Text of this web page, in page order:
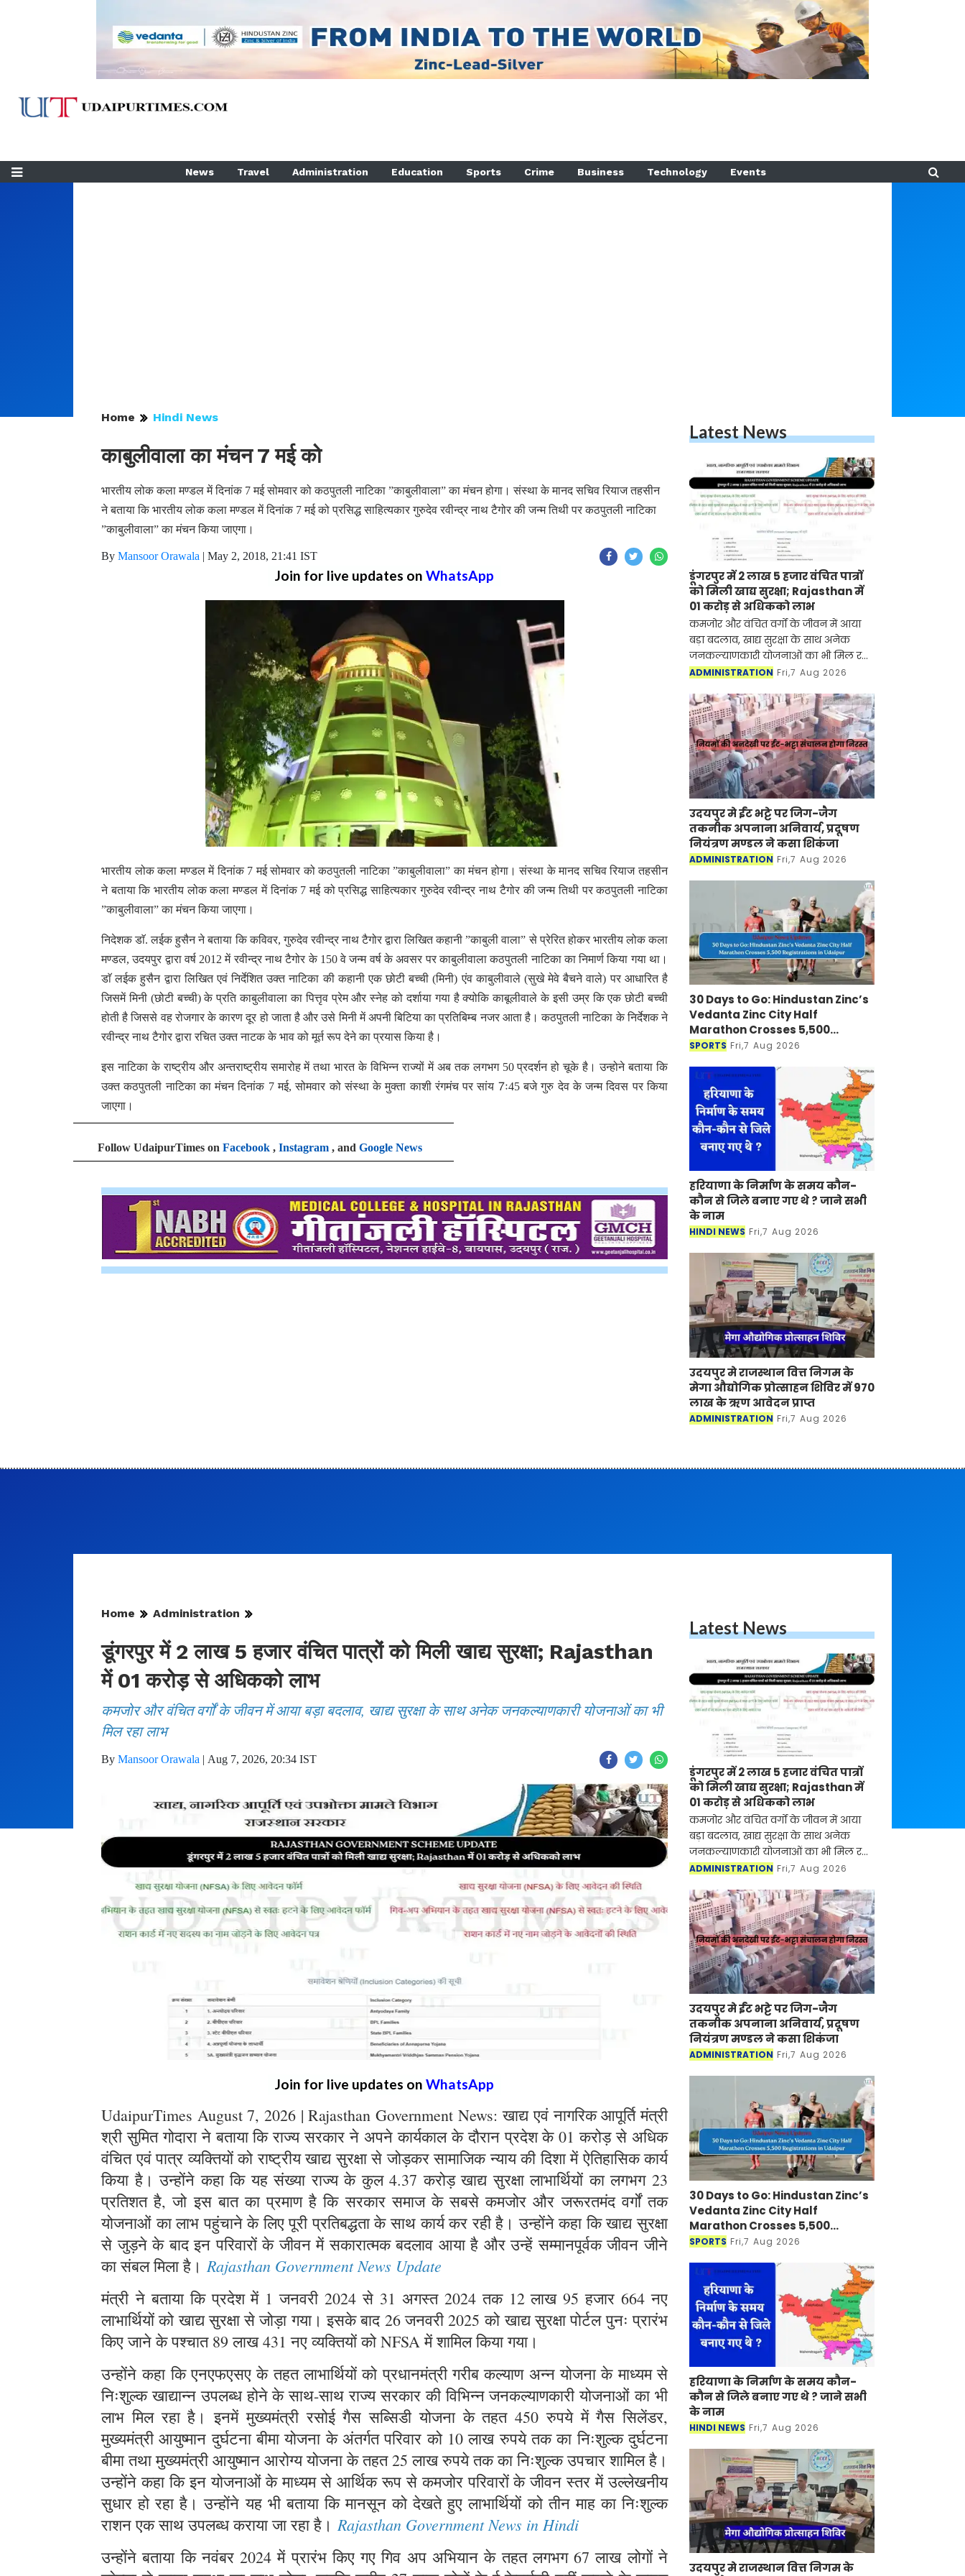
News Travel Administration Education Sports Crime Business Technology Events
Home Hindi News
काबुलीवाला का मंचन 7 मई को
भारतीय लोक कला मण्डल में दिनांक 7 मई सोमवार को कठपुतली नाटिका ”काबुलीवाला” का मंचन होगा। संस्था के मानद सचिव रियाज तहसीन
ने बताया कि भारतीय लोक कला मण्डल में दिनांक 7 मई को प्रसिद्ध साहित्यकार गुरुदेव रवीन्द्र नाथ टैगोर की जन्म तिथी पर कठपुतली नाटिका
”काबुलीवाला” का मंचन किया जाएगा।
By Mansoor Orawala | May 2, 2018, 21:41 IST
Join for live updates on WhatsApp
भारतीय लोक कला मण्डल में दिनांक 7 मई सोमवार को कठपुतली नाटिका ”काबुलीवाला” का मंचन होगा। संस्था के मानद सचिव रियाज तहसीन
ने बताया कि भारतीय लोक कला मण्डल में दिनांक 7 मई को प्रसिद्ध साहित्यकार गुरुदेव रवीन्द्र नाथ टैगोर की जन्म तिथी पर कठपुतली नाटिका
”काबुलीवाला” का मंचन किया जाएगा।
निदेशक डाॅ. लईक हुसैन ने बताया कि कविवर, गुरुदेव रवीन्द्र नाथ टैगोर द्वारा लिखित कहानी ”काबुली वाला” से प्रेरित होकर भारतीय लोक कला
मण्डल, उदयपुर द्वारा वर्ष 2012 में रवीन्द्र नाथ टैगोर के 150 वे जन्म वर्ष के अवसर पर काबुलीवाला कठपुतली नाटिका का निमार्ण किया गया था।
डाॅ लईक हुसैन द्वारा लिखित एवं निर्देशित उक्त नाटिका की कहानी एक छोटी बच्ची (मिनी) एंव काबुलीवाले (सुखे मेवे बैचने वाले) पर आधारित है
जिसमें मिनी (छोटी बच्ची) के प्रति काबुलीवाला का पित्तृव प्रेम और स्नेह को दर्शाया गया है क्योकि काबूलीवाले के इसी उम्र कि एक छोटी बच्ची
होती है जिससे वह रोजगार के कारण दूर हो जाता है और उसे मिनी में अपनी बिटिया का प्रतिबिम्ब नजर आता है। कठपुतली नाटिका के निर्देशक ने
रवीन्द्र नाथ टैगोर द्वारा रचित उक्त नाटक के भाव को मूर्त रूप देने का प्रयास किया है।
इस नाटिका के राष्ट्रीय और अन्तराष्ट्रीय समारोह में तथा भारत के विभिन्न राज्यों में अब तक लगभग 50 प्रदर्शन हो चूके है। उन्होने बताया कि
उक्त कठपुतली नाटिका का मंचन दिनांक 7 मई, सोमवार को संस्था के मुक्ता काशी रंगमंच पर सांय 7ः45 बजे गुरु देव के जन्म दिवस पर किया
जाएगा।
Follow UdaipurTimes on Facebook , Instagram , and Google News
Latest News
डूंगरपुर में 2 लाख 5 हजार वंचित पात्रों
को मिली खाद्य सुरक्षा; Rajasthan में
01 करोड़ से अधिकको लाभ
कमजोर और वंचित वर्गों के जीवन में आया
बड़ा बदलाव, खाद्य सुरक्षा के साथ अनेक
जनकल्याणकारी योजनाओं का भी मिल रहा
लाभ
ADMINISTRATION Fri,7 Aug 2026
उदयपुर मे ईंट भट्टे पर जिग-जैग
तकनीक अपनाना अनिवार्य, प्रदूषण
नियंत्रण मण्डल ने कसा शिकंजा
ADMINISTRATION Fri,7 Aug 2026
30 Days to Go: Hindustan Zinc’s
Vedanta Zinc City Half
Marathon Crosses 5,500
Registrations in Udaipur
SPORTS Fri,7 Aug 2026
हरियाणा के निर्माण के समय कौन-
कौन से जिले बनाए गए थे ? जाने सभी
के नाम
HINDI NEWS Fri,7 Aug 2026
उदयपुर मे राजस्थान वित्त निगम के
मेगा औद्योगिक प्रोत्साहन शिविर में 970
लाख के ऋण आवेदन प्राप्त
ADMINISTRATION Fri,7 Aug 2026
Home Administration
डूंगरपुर में 2 लाख 5 हजार वंचित पात्रों को मिली खाद्य सुरक्षा; Rajasthan
में 01 करोड़ से अधिकको लाभ
कमजोर और वंचित वर्गों के जीवन में आया बड़ा बदलाव, खाद्य सुरक्षा के साथ अनेक जनकल्याणकारी योजनाओं का भी
मिल रहा लाभ
By Mansoor Orawala | Aug 7, 2026, 20:34 IST
Join for live updates on WhatsApp
UdaipurTimes August 7, 2026 | Rajasthan Government News: खाद्य एवं नागरिक आपूर्ति मंत्री
श्री सुमित गोदारा ने बताया कि राज्य सरकार ने अपने कार्यकाल के दौरान प्रदेश के 01 करोड़ से अधिक
वंचित एवं पात्र व्यक्तियों को राष्ट्रीय खाद्य सुरक्षा से जोड़कर सामाजिक न्याय की दिशा में ऐतिहासिक कार्य
किया है। उन्होंने कहा कि यह संख्या राज्य के कुल 4.37 करोड़ खाद्य सुरक्षा लाभार्थियों का लगभग 23
प्रतिशत है, जो इस बात का प्रमाण है कि सरकार समाज के सबसे कमजोर और जरूरतमंद वर्गों तक
योजनाओं का लाभ पहुंचाने के लिए पूरी प्रतिबद्धता के साथ कार्य कर रही है। उन्होंने कहा कि खाद्य सुरक्षा
से जुड़ने के बाद इन परिवारों के जीवन में सकारात्मक बदलाव आया है और उन्हें सम्मानपूर्वक जीवन जीने
का संबल मिला है। Rajasthan Government News Update
मंत्री ने बताया कि प्रदेश में 1 जनवरी 2024 से 31 अगस्त 2024 तक 12 लाख 95 हजार 664 नए
लाभार्थियों को खाद्य सुरक्षा से जोड़ा गया। इसके बाद 26 जनवरी 2025 को खाद्य सुरक्षा पोर्टल पुनः प्रारंभ
किए जाने के पश्चात 89 लाख 431 नए व्यक्तियों को NFSA में शामिल किया गया।
उन्होंने कहा कि एनएफएसए के तहत लाभार्थियों को प्रधानमंत्री गरीब कल्याण अन्न योजना के माध्यम से
निःशुल्क खाद्यान्न उपलब्ध होने के साथ-साथ राज्य सरकार की विभिन्न जनकल्याणकारी योजनाओं का भी
लाभ मिल रहा है। इनमें मुख्यमंत्री रसोई गैस सब्सिडी योजना के तहत 450 रुपये में गैस सिलेंडर,
मुख्यमंत्री आयुष्मान दुर्घटना बीमा योजना के अंतर्गत परिवार को 10 लाख रुपये तक का निःशुल्क दुर्घटना
बीमा तथा मुख्यमंत्री आयुष्मान आरोग्य योजना के तहत 25 लाख रुपये तक का निःशुल्क उपचार शामिल है।
उन्होंने कहा कि इन योजनाओं के माध्यम से आर्थिक रूप से कमजोर परिवारों के जीवन स्तर में उल्लेखनीय
सुधार हो रहा है। उन्होंने यह भी बताया कि मानसून को देखते हुए लाभार्थियों को तीन माह का निःशुल्क
राशन एक साथ उपलब्ध कराया जा रहा है। Rajasthan Government News in Hindi
उन्होंने बताया कि नवंबर 2024 में प्रारंभ किए गए गिव अप अभियान के तहत लगभग 67 लाख लोगों ने
Latest News
डूंगरपुर में 2 लाख 5 हजार वंचित पात्रों
को मिली खाद्य सुरक्षा; Rajasthan में
01 करोड़ से अधिकको लाभ
कमजोर और वंचित वर्गों के जीवन में आया
बड़ा बदलाव, खाद्य सुरक्षा के साथ अनेक
जनकल्याणकारी योजनाओं का भी मिल रहा
लाभ
ADMINISTRATION Fri,7 Aug 2026
उदयपुर मे ईंट भट्टे पर जिग-जैग
तकनीक अपनाना अनिवार्य, प्रदूषण
नियंत्रण मण्डल ने कसा शिकंजा
ADMINISTRATION Fri,7 Aug 2026
30 Days to Go: Hindustan Zinc’s
Vedanta Zinc City Half
Marathon Crosses 5,500
Registrations in Udaipur
SPORTS Fri,7 Aug 2026
हरियाणा के निर्माण के समय कौन-
कौन से जिले बनाए गए थे ? जाने सभी
के नाम
HINDI NEWS Fri,7 Aug 2026
उदयपुर मे राजस्थान वित्त निगम के